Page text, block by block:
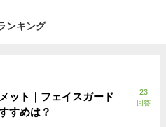
ンキング
ット｜フェイスガード
すめは？
23
回答